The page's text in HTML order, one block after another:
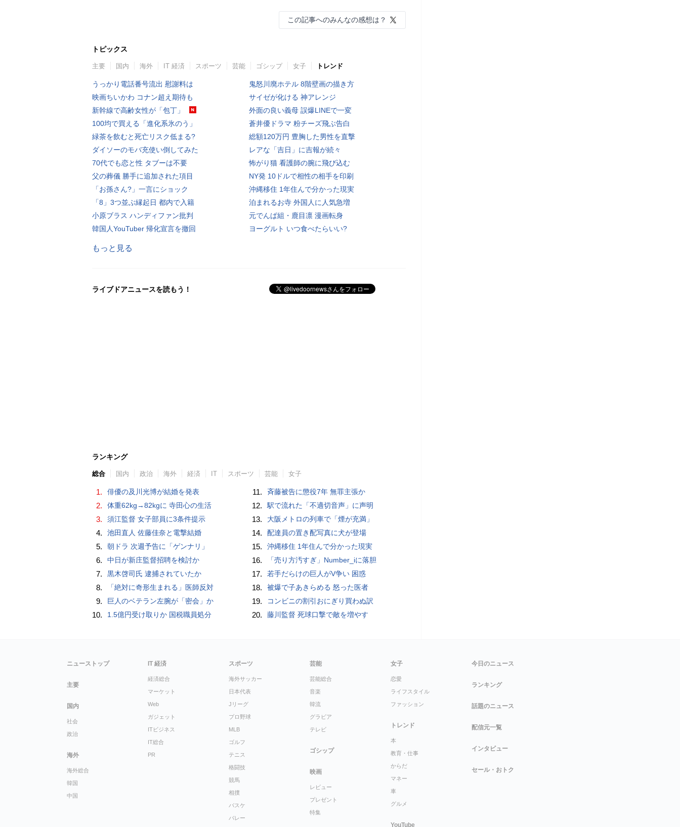
この記事へのみんなの感想は？
トピックス
主要 国内 海外 IT 経済 スポーツ 芸能 ゴシップ 女子 トレンド
うっかり電話番号流出 慰謝料は
映画ちいかわ コナン超え期待も
新幹線で高齢女性が「包丁」
100均で買える「進化系氷のう」
緑茶を飲むと死亡リスク低まる?
ダイソーのモバ充使い倒してみた
70代でも恋と性 タブーは不要
父の葬儀 勝手に追加された項目
「お孫さん?」一言にショック
「8」3つ並ぶ縁起日 都内で入籍
小原ブラス ハンディファン批判
韓国人YouTuber 帰化宣言を撤回
鬼怒川廃ホテル 8階壁画の描き方
サイゼが化ける 神アレンジ
外面の良い義母 誤爆LINEで一変
蒼井優ドラマ 粉チーズ飛ぶ告白
総額120万円 豊胸した男性を直撃
レアな「吉日」に吉報が続々
怖がり猫 看護師の腕に飛び込む
NY発 10ドルで相性の相手を印刷
沖縄移住 1年住んで分かった現実
泊まれるお寺 外国人に人気急増
元でんぱ組・鹿目凛 漫画転身
ヨーグルト いつ食べたらいい?
もっと見る
ライブドアニュースを読もう！
ランキング
総合 国内 政治 海外 経済 IT スポーツ 芸能 女子
1. 俳優の及川光博が結婚を発表
2. 体重62kg→82kgに 寺田心の生活
3. 須江監督 女子部員に3条件提示
4. 池田直人 佐藤佳奈と電撃結婚
5. 朝ドラ 次週予告に「ゲンナリ」
6. 中日が新庄監督招聘を検討か
7. 黒木啓司氏 逮捕されていたか
8. 「絶対に奇形生まれる」医師反対
9. 巨人のベテラン左腕が「密会」か
10. 1.5億円受け取りか 国税職員処分
11. 斉藤被告に懲役7年 無罪主張か
12. 駅で流れた「不適切音声」に声明
13. 大阪メトロの列車で「煙が充満」
14. 配達員の置き配写真に犬が登場
15. 沖縄移住 1年住んで分かった現実
16. 「売り方汚すぎ」Number_iに落胆
17. 若手だらけの巨人がV争い 困惑
18. 被爆で子あきらめる 怒った医者
19. コンビニの割引おにぎり買わぬ訳
20. 藤川監督 死球口撃で敵を増やす
ニューストップ
主要
国内
社会
政治
海外
海外総合
韓国
中国
IT 経済
経済総合
マーケット
Web
ガジェット
ITビジネス
IT総合
PR
スポーツ
海外サッカー
日本代表
Jリーグ
プロ野球
MLB
ゴルフ
テニス
格闘技
競馬
相撲
バスケ
バレー
芸能
芸能総合
音楽
韓流
グラビア
テレビ
ゴシップ
映画
レビュー
プレゼント
特集
女子
恋愛
ライフスタイル
ファッション
トレンド
本
教育・仕事
からだ
マネー
車
グルメ
YouTube
今日のニュース
ランキング
話題のニュース
配信元一覧
インタビュー
セール・おトク